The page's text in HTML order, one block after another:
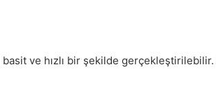
ve hızlı bir şekilde gerçekleştirilebilir.